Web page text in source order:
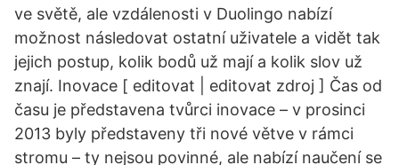
ve světě, ale vzdálenosti v Duolingo nabízí
možnost následovat ostatní uživatele a vidět tak
jejich postup, kolik bodů už mají a kolik slov už
znají. Inovace [ editovat | editovat zdroj ] Čas od
času je představena tvůrci inovace – v prosinci
2013 byly představeny tři nové větve v rámci
stromu – ty nejsou povinné, ale nabízí naučení se